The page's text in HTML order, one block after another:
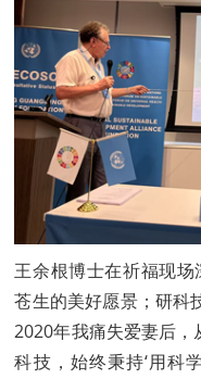
王余根博士在祈福现
苍生的美好愿景；研科
2020年我痛失爱妻后，
科技，始终秉持‘用科